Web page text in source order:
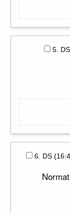
5.
6. DS